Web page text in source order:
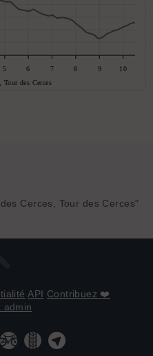
Cerces, Tour des Cerces"
API Contribuez ❤️
admin